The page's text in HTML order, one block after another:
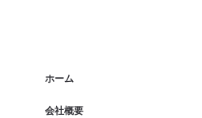
ホーム
会社概要